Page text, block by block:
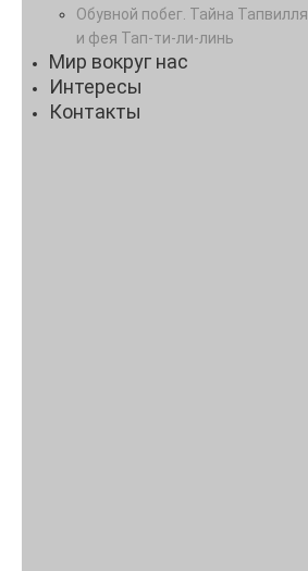
Обувной побег. Тайна Тапвилля
и фея Тап-ти-ли-линь
Мир вокруг нас
Интересы
Контакты